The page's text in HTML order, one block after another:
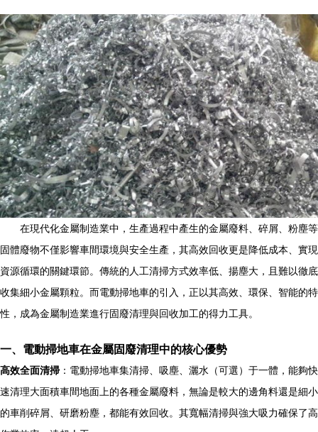
在現代化金屬制造業中，生產過程中產生的金屬廢料、碎屑、粉塵等
固體廢物不僅影響車間環境與安全生產，其高效回收更是降低成本、實現
資源循環的關鍵環節。傳統的人工清掃方式效率低、揚塵大，且難以徹底
收集細小金屬顆粒。而電動掃地車的引入，正以其高效、環保、智能的特
性，成為金屬制造業進行固廢清理與回收加工的得力工具。
一、電動掃地車在金屬固廢清理中的核心優勢
高效全面清掃 ：電動掃地車集清掃、吸塵、灑水（可選）于一體，能夠快
速清理大面積車間地面上的各種金屬廢料，無論是較大的邊角料還是細小
的車削碎屑、研磨粉塵，都能有效回收。其寬幅清掃與強大吸力確保了高